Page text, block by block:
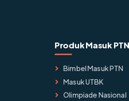
Produk Masuk PTN
Bimbel Masuk PTN
Masuk UTBK
Olimpiade Nasional